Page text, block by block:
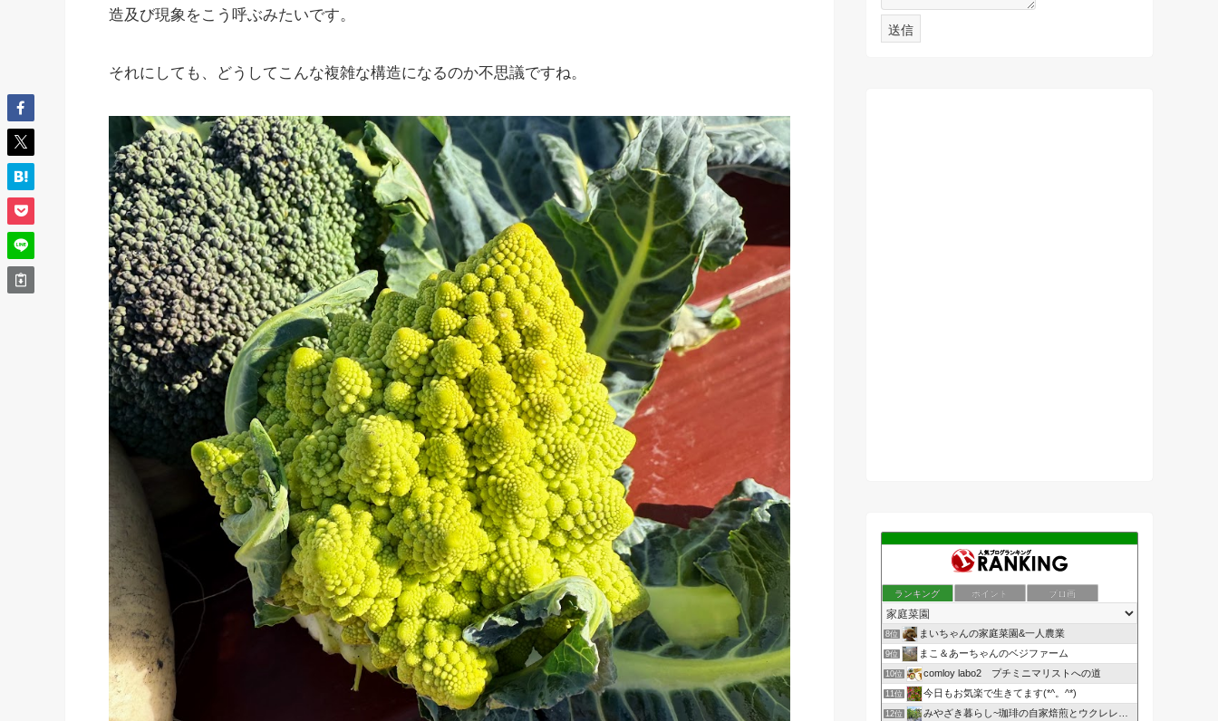
造及び現象をこう呼ぶみたいです。
それにしても、どうしてこんな複雑な構造になるのか不思議ですね。
送信
ランキング ポイント ブロ画
8位 まいちゃんの家庭菜園&一人農業
9位 まこ＆あーちゃんのベジファーム
10位 comloy labo2 プチミニマリストへの道
11位 今日もお気楽で生きてます(*^。^*)
12位 みやざき暮らし~珈琲の自家焙煎とウクレレと家庭菜園~